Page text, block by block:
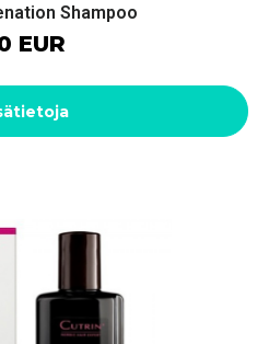
Shampoo
EUR